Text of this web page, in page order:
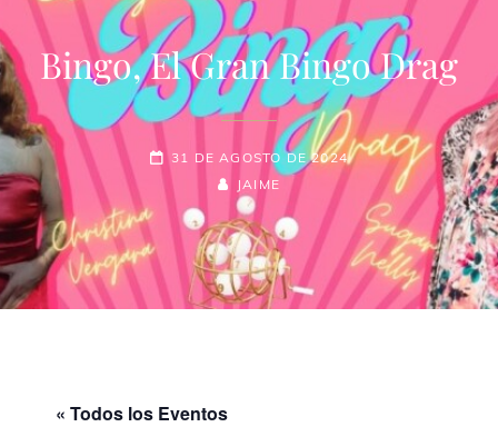
Bingo, El Gran Bingo Drag
31 DE AGOSTO DE 2024
JAIME
« Todos los Eventos